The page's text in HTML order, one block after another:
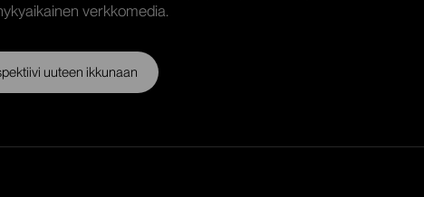
verkkomedia.
uuteen ikkunaan